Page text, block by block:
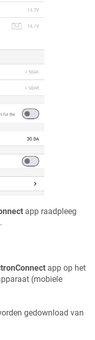
app raadpleeg
.
app op het
(mobiele
gedownload van